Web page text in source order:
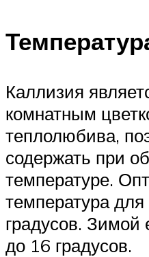
Каллизия
комнатным
теплолюбива,
содержать при
температуре.
температура
градусов. Зимой
до 16 градусов.